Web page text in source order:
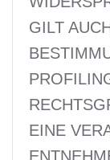
GILT
EINE